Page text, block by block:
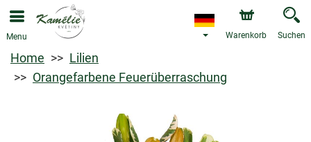
Menu Warenkorb Suchen
Home
Lilien
Orangefarbene Feuerüberraschung